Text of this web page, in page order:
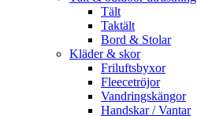
Tält
Taktält
Bord & Stolar
Kläder & skor
Friluftsbyxor
Fleecetröjor
Vandringskängor
Handskar / Vantar